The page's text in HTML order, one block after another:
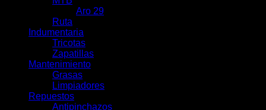
Aro 29
Ruta
Indumentaria
Tricotas
Zapatillas
Mantenimiento
Grasas
Limpiadores
Repuestos
Antipinchazos